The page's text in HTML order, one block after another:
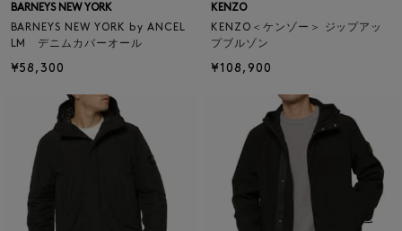
BARNEYS NEW YORK
BARNEYS NEW YORK by ANCEL
LM デニムカバーオール
¥58,300
KENZO
KENZO＜ケンゾー＞ ジップアッ
プブルゾン
¥108,900